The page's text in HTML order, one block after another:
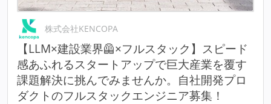
株式会社KENCOPA
【LLM×建設業界🦺×フルスタック】スピード
感あふれるスタートアップで巨大産業を覆す
課題解決に挑んでみませんか。自社開発プロ
ダクトのフルスタックエンジニア募集！